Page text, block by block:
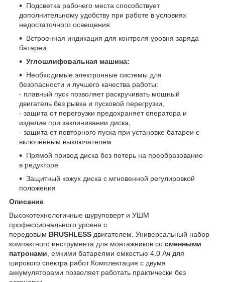
Подсветка рабочего места способствует
дополнительному удобству при работе в условиях
недостаточного освещения
Встроенная индикация для контроля уровня заряда
батареи
Углошлифовальная машина:
Необходимые электронные системы для
безопасности и лучшего качества работы:
- плавный пуск позволяет раскручивать мощный
двигатель без рывка и пусковой перегрузки,
- защита от перегрузки предохраняет оператора и
изделие при заклинивании диска,
- защита от повторного пуска при установке батареи с
включенным выключателем
Прямой привод диска без потерь на преобразование
в редукторе
Защитный кожух диска с мгновенной регулировкой
положения
Описание
Высокотехнологичные шуруповерт и УШМ
профессионального уровня с
передовым BRUSHLESS двигателем. Универсальный набор
компактного инструмента для монтажников со сменными
патронами , емкими батареями емкостью 4.0 Ач для
широкого спектра работ Комплектация с двумя
аккумуляторами позволяет работать практически без